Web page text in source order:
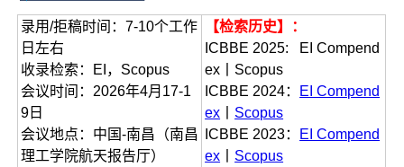
录用/拒稿时间：7-10个工作
日左右
收录检索：EI，Scopus
会议时间：2026年4月17-1
9日
会议地点：中国-南昌（南昌
理工学院航天报告厅）
【检索历史】：
ICBBE 2025: EI Compend
ex丨Scopus
ICBBE 2024：
EI Compend
ex
Scopus
ICBBE 2023：
EI Compend
ex
Scopus